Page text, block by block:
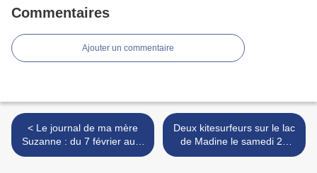
Commentaires
Ajouter un commentaire
< Le journal de ma mère
Suzanne : du 7 février au 4
mai 1969
Deux kitesurfeurs sur le lac
de Madine le samedi 22
décembre après-midi >